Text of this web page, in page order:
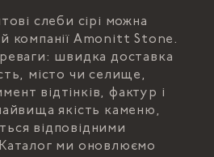
слеби сірі можна
компанії Amonitt Stone.
швидка доставка
місто чи селище,
відтінків, фактур і
якість каменю,
відповідними
ми оновлюємо